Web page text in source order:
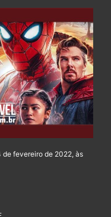
de fevereiro de 2022, às